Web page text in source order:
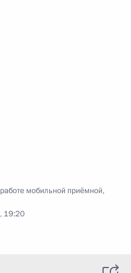
мобильной приёмной,
19:20